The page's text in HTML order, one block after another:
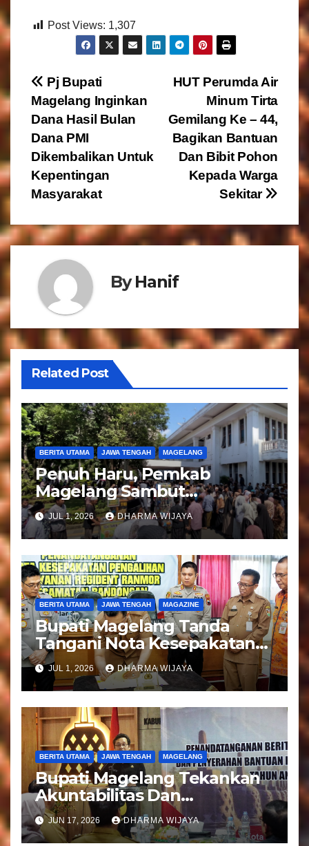
Post Views: 1,307
N
a
v
i
g
a
p
o
s
HUT Perumda Air
Minum Tirta
Gemilang Ke – 44,
Bagikan Bantuan
Dan Bibit Pohon
Kepada Warga
Sekitar
Pj Bupati
Magelang Inginkan
Dana Hasil Bulan
Dana PMI
Dikembalikan Untuk
Kepentingan
Masyarakat
ByHanif
Related Post
BERITA UTAMA JAWA TENGAH MAGELANG
Penuh Haru, Pemkab
Magelang Sambut
Kepulangan Jemaah Haji
Kloter 81
JUL 1, 2026 DHARMA WIJAYA
BERITA UTAMA JAWA TENGAH MAGAZINE
Bupati Magelang Tanda
Tangani Nota Kesepakatan
Pengalihan Pelayanan
Regident Di Kecamatan
Bandongan
JUL 1, 2026 DHARMA WIJAYA
BERITA UTAMA JAWA TENGAH MAGELANG
Bupati Magelang Tekankan
Akuntabilitas Dan
Tranparansi Pengelolaan
Bantuan Keuangan Parpol
JUN 17, 2026 DHARMA WIJAYA